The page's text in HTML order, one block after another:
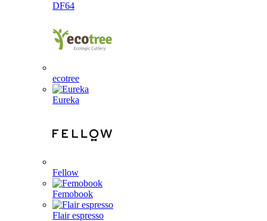
DF64
ecotree
Eureka
Fellow
Femobook
Flair espresso